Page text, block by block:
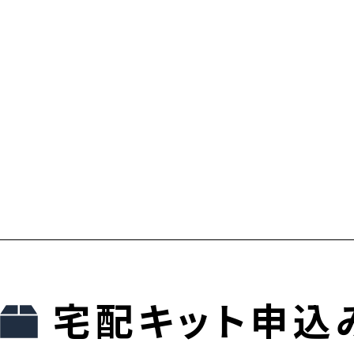
宅配キット申込